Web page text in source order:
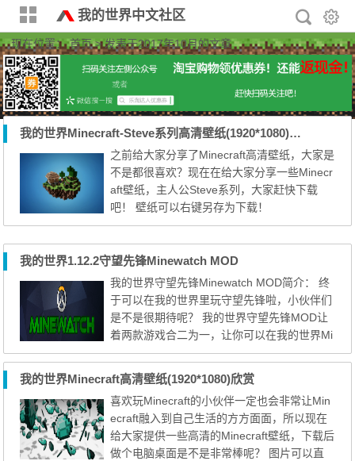
我的世界中文社区
现在位置：首页> 发表于2017年10月的文章
我的世界Minecraft-Steve系列高清壁纸(1920*1080)欣赏
之前给大家分享了Minecraft高清壁纸，大家是
不是都很喜欢？现在在给大家分享一些Minecr
aft壁纸，主人公Steve系列，大家赶快下载
吧！ 壁纸可以右键另存为下载！
我的世界1.12.2守望先锋Minewatch MOD
我的世界守望先锋Minewatch MOD简介： 终
于可以在我的世界里玩守望先锋啦，小伙伴们
是不是很期待呢？ 我的世界守望先锋MOD让
着两款游戏合二为一，让你可以在我的世界Mi
necraft中体验到守望先锋英雄及武器！ 每个
英雄都有一个与之相关的令牌，这个令牌是用
来给没问英雄设置武器以及盔甲的，武器使用
单独的令牌制作完成，而盔甲是用另外一个带
有令牌的铁铠甲制作完成的，在游戏中，令牌
默认会有1%的几率从怪...
我的世界Minecraft高清壁纸(1920*1080)欣赏
喜欢玩Minecraft的小伙伴一定也会非常让Min
ecraft融入到自己生活的方方面面，所以现在
给大家提供一些高清的Minecraft壁纸，下载后
做个电脑桌面是不是非常棒呢？ 图片可以直